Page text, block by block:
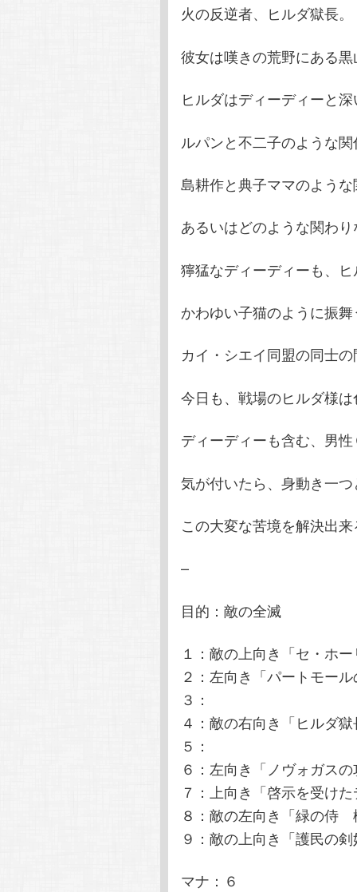
火の反逆者、ヒルダ獄長。
彼女は嘆きの荒野にある
ヒルダはディーディーと
ルパンと不二子のような
島耕作と典子ママのよう
あるいはどのような関わ
獰猛なディーディーも、
かわゆい子猫のように振
カイ・シエイ同盟の同士
今日も、戦場のヒルダ様
ディーディーも含む、男
気が付いたら、身動き一
この大変な苦境を解決出
–
目的：敵の全滅
１：敵の上向き「セ・ホ
２：左向き「パートモー
３：
４：敵の右向き「ヒルダ
５：
６：左向き「ノヴォガス
７：上向き「啓示を受け
８：敵の左向き「緑の侍
９：敵の上向き「護民の
マナ：６